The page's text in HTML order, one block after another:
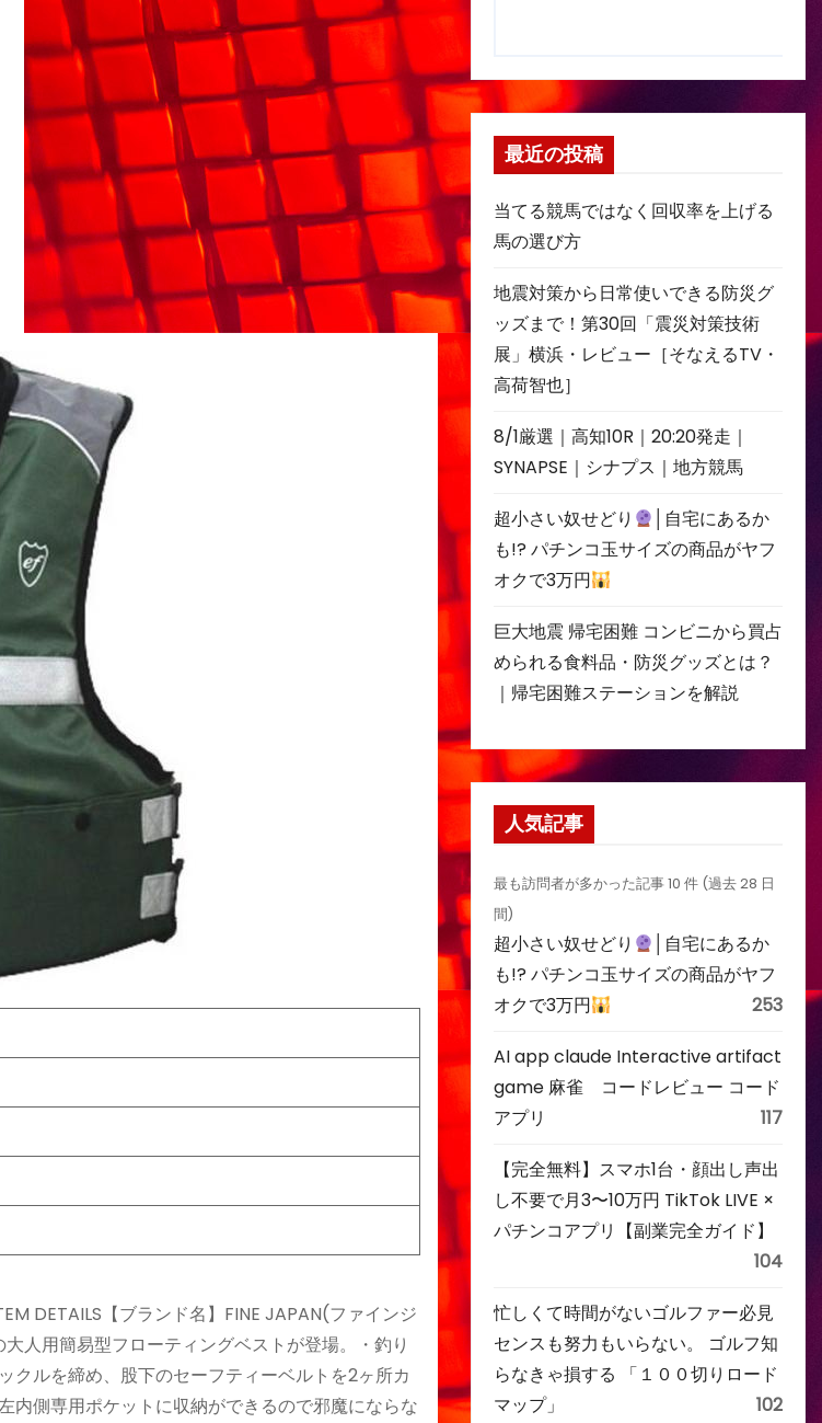
DETAILS【ブランド名】FINE JAPAN(ファインジ
人用簡易型フローティングベストが登場。・釣り
クルを締め、股下のセーフティーベルトを2ヶ所カ
内側専用ポケットに収納ができるので邪魔にならな
最近の投稿
当てる競馬ではなく回収率を上げる
馬の選び方
地震対策から日常使いできる防災グ
ッズまで！第30回「震災対策技術
展」横浜・レビュー［そなえるTV・
高荷智也］
8/1厳選｜高知10R｜20:20発走｜
SYNAPSE｜シナプス｜地方競馬
超小さい奴せどり
│自宅にあるか
も!? パチンコ玉サイズの商品がヤフ
オクで3万円
巨大地震 帰宅困難 コンビニから買占
められる食料品・防災グッズとは？
｜帰宅困難ステーションを解説
人気記事
最も訪問者が多かった記事 10 件 (過去 28 日
間)
超小さい奴せどり
│自宅にあるか
も!? パチンコ玉サイズの商品がヤフ
オクで3万円
253
AI app claude Interactive artifact
game 麻雀 コードレビュー コード
アプリ
117
【完全無料】スマホ1台・顔出し声出
し不要で月3〜10万円 TikTok LIVE ×
パチンコアプリ【副業完全ガイド】
104
忙しくて時間がないゴルファー必見
センスも努力もいらない。 ゴルフ知
らなきゃ損する 「１００切りロード
マップ」
102